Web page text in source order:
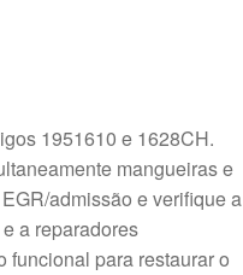
1951610 e 1628CH.
mangueiras e
admissão e verifique a
a reparadores
funcional para restaurar o